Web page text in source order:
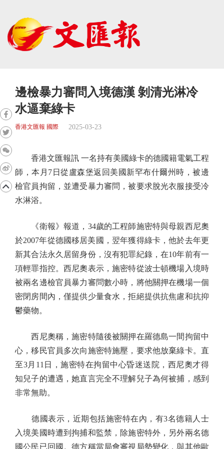
邊檢暴力審問入境德漢 剝清光淋冷
水逼棄綠卡
香港文匯報 國際 2025-03-23
香港文匯報訊 一名持有美國綠卡的德國籍電氣工程
師，本月7日從盧森堡返回美國新罕布什爾州時，被邊
檢官員拘留，並遭受暴力審問，被要求脫光衣服接受冷
水淋浴。
《衛報》報道，34歲的工程師施密特與母親西尼奧
於2007年從德國移居美國，翌年獲得綠卡，他於去年更
新其合法永久居留身份，沒有犯罪紀錄，在10年前有一
項輕罪指控。西尼奧表示，施密特從波士頓機場入境時
被兩名邊檢官員暴力審問數小時，將他關押在機場一個
密閉房間內，僅提供少量食水，拒絕提供抗焦慮和抗抑
鬱藥物。
西尼奧稱，施密特隨後被關押在羅德島一間拘留中
心，移民官員多次向施密特施壓，要求他放棄綠卡。直
至3月11日，施密特在拘留中心昏迷送院，西尼奧才得
知兒子的遭遇，她直言完全不理解兒子為何被捕，感到
非常無助。
德國表示，近期包括施密特在內，有3名德籍人士
入境美國時遭到拘捕和監禁，除施密特外，另外兩名德
國公民已回國。德方稱當局會審視局勢變化，與其他歐